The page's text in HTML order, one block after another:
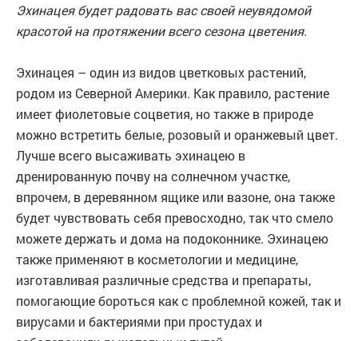
Эхинацея будет радовать вас своей неувядомой
красотой на протяжении всего сезона цветения.
Эхинацея – один из видов цветковых растений,
родом из Северной Америки. Как правило, растение
имеет фиолетовые соцветия, но также в природе
можно встретить белые, розовый и оранжевый цвет.
Лучше всего высаживать эхинацею в
дренированную почву на солнечном участке,
впрочем, в деревянном ящике или вазоне, она также
будет чувствовать себя превосходно, так что смело
можете держать и дома на подоконнике. Эхинацею
также применяют в косметологии и медицине,
изготавливая различные средства и препараты,
помогающие бороться как с проблемной кожей, так и
вирусами и бактериями при простудах и